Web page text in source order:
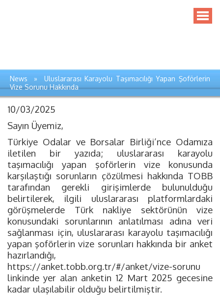
News » Uluslararası Karayolu Taşımacılığı Yapan Şoförlerin
Vize Sorunu Hakkında
10/03/2025
Sayın Üyemiz,
Türkiye Odalar ve Borsalar Birliği’nce Odamıza
iletilen bir yazıda; uluslararası karayolu
taşımacılığı yapan şoförlerin vize konusunda
karşılaştığı sorunların çözülmesi hakkında TOBB
tarafından gerekli girişimlerde bulunulduğu
belirtilerek, ilgili uluslararası platformlardaki
görüşmelerde Türk nakliye sektörünün vize
konusundaki sorunlarının anlatılması adına veri
sağlanması için, uluslararası karayolu taşımacılığı
yapan şoförlerin vize sorunları hakkında bir anket
hazırlandığı,
https://anket.tobb.org.tr/#/anket/vize-sorunu
linkinde yer alan anketin 12 Mart 2025 gecesine
kadar ulaşılabilir olduğu belirtilmiştir.